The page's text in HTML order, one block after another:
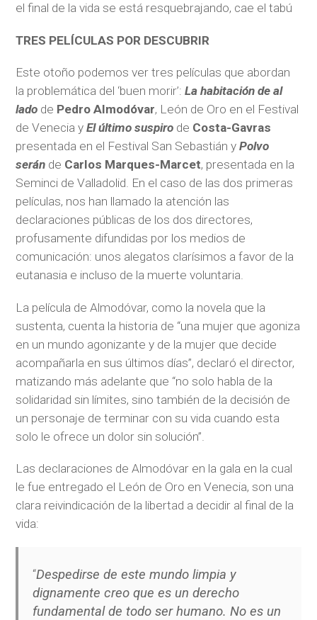
el final de la vida se está resquebrajando, cae el tabú
TRES PELÍCULAS POR DESCUBRIR
Este otoño podemos ver tres películas que abordan
la problemática del ‘buen morir’:La habitación de al
lado de Pedro Almodóvar, León de Oro en el Festival
de Venecia yEl último suspiro de Costa-Gavras
presentada en el Festival San Sebastián yPolvo
serán de Carlos Marques-Marcet, presentada en la
Seminci de Valladolid. En el caso de las dos primeras
películas, nos han llamado la atención las
declaraciones públicas de los dos directores,
profusamente difundidas por los medios de
comunicación: unos alegatos clarísimos a favor de la
eutanasia e incluso de la muerte voluntaria.
La película de Almodóvar, como la novela que la
sustenta, cuenta la historia de “una mujer que agoniza
en un mundo agonizante y de la mujer que decide
acompañarla en sus últimos días”, declaró el director,
matizando más adelante que “no solo habla de la
solidaridad sin límites, sino también de la decisión de
un personaje de terminar con su vida cuando esta
solo le ofrece un dolor sin solución”.
Las declaraciones de Almodóvar en la gala en la cual
le fue entregado el León de Oro en Venecia, son una
clara reivindicación de la libertad a decidir al final de la
vida:
“Despedirse de este mundo limpia y
dignamente creo que es un derecho
fundamental de todo ser humano. No es un